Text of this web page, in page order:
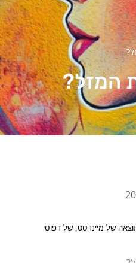
המזל?
של מיינדסט, של דפוסי